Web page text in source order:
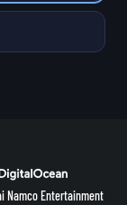
Namco Entertainment